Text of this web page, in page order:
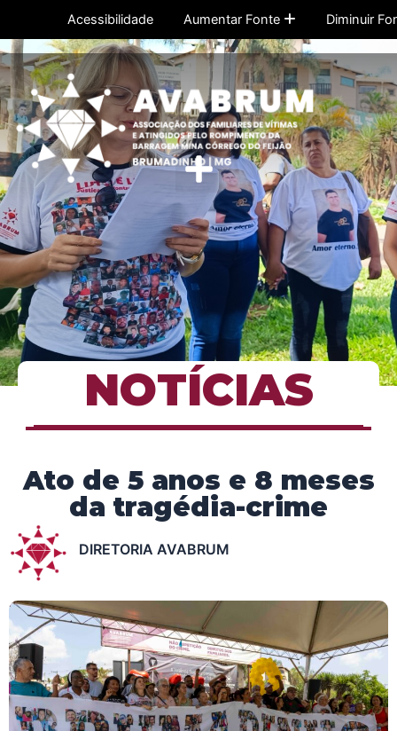
o
conteúdo
Acessibilidade Aumentar Fonte Diminuir
Menu
NOTÍCIAS
Ato de 5 anos e 8 meses
da tragédia-crime
DIRETORIA AVABRUM